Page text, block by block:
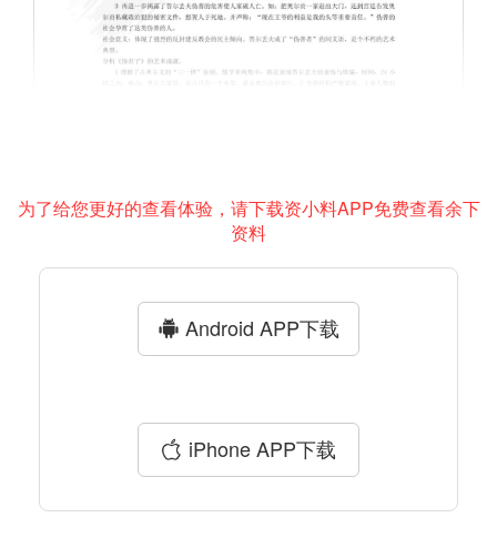
为了给您更好的查看体验，请下载资小料APP免费查看余下
资料
Android APP下载
iPhone APP下载